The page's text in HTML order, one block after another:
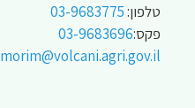
טלפון:03-9683775
פקס:03-9683696
morim@volcani.agri.gov.il